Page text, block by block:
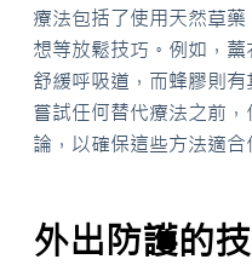
療法包括了使用天然草
想等放鬆技巧。例如，
舒緩呼吸道，而蜂膠則
嘗試任何替代療法之前
論，以確保這些方法適合
外出防護的